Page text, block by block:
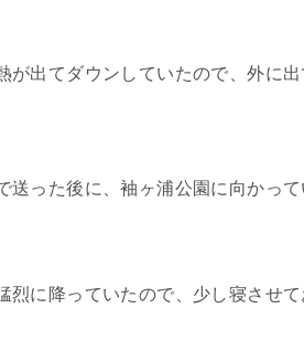
が出てダウンしていたので、外に
った後に、袖ヶ浦公園に向かって
烈に降っていたので、少し寝させ